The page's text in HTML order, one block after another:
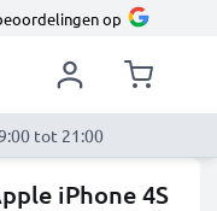
op
tot 21:00
iPhone 4S